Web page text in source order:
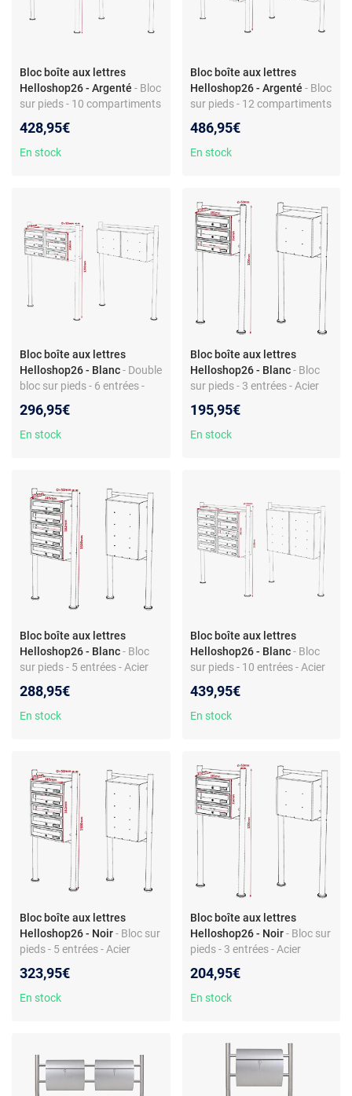
Bloc boîte aux lettres
Helloshop26 - Argenté - Bloc
sur pieds - 10 compartiments
x 30 mm - Porte-nom - Inclus
support
428,95€
En stock
Bloc boîte aux lettres
Helloshop26 - Argenté - Bloc
sur pieds - 12 compartiments
x 30 mm - Inclus support - 2
clés
486,95€
En stock
Bloc boîte aux lettres
Helloshop26 - Blanc- Double
bloc sur pieds - 6 entrées -
30 mm - Inclus matériel
montage
296,95€
En stock
Bloc boîte aux lettres
Helloshop26 - Blanc - Bloc
sur pieds - 3 entrées - Acier
385 x 270 mm - Inclus
support
195,95€
En stock
Bloc boîte aux lettres
Helloshop26 - Blanc- Bloc
sur pieds - 5 entrées - Acier
385 x 270 mm - Inclus
support
288,95€
En stock
Bloc boîte aux lettres
Helloshop26 - Blanc - Bloc
sur pieds - 10 entrées - Acier
770 x 270 mm - Large fente -
Inclus support
439,95€
En stock
Bloc boîte aux lettres
Helloshop26 - Noir- Bloc sur
pieds - 5 entrées - Acier
Dimensions 582 x 385 x 270
mm - Inclus matériel
323,95€
En stock
Bloc boîte aux lettres
Helloshop26 - Noir - Bloc sur
pieds - 3 entrées - Acier
385 x 270 mm - Large fente -
Inclus support
204,95€
En stock